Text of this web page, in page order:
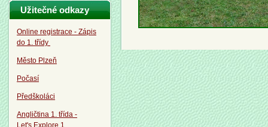
Užitečné odkazy
Online registrace - Zápis
do 1. třídy
Město Plzeň
Počasí
Předškoláci
Angličtina 1. třída -
Let's Explore 1